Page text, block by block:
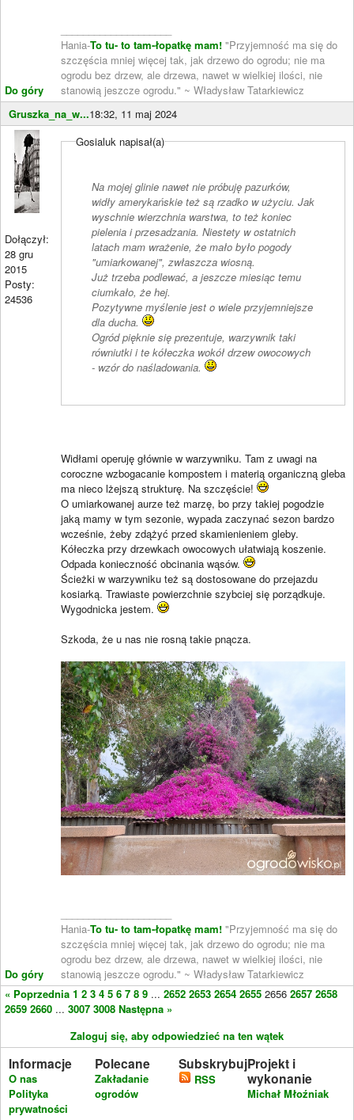
Do góry
Hania-To tu- to tam-łopatkę mam! "Przyjemność ma się do
szczęścia mniej więcej tak, jak drzewo do ogrodu; nie ma
ogrodu bez drzew, ale drzewa, nawet w wielkiej ilości, nie
stanowią jeszcze ogrodu." ~ Władysław Tatarkiewicz
Gruszka_na_w...18:32, 11 maj 2024
Dołączył:
28 gru
2015
Posty:
24536
Do góry
Gosialuk napisał(a)
Na mojej glinie nawet nie próbuję pazurków,
widły amerykańskie też są rzadko w użyciu. Jak
wyschnie wierzchnia warstwa, to też koniec
pielenia i przesadzania. Niestety w ostatnich
latach mam wrażenie, że mało było pogody
"umiarkowanej", zwłaszcza wiosną.
Już trzeba podlewać, a jeszcze miesiąc temu
ciumkało, że hej.
Pozytywne myślenie jest o wiele przyjemniejsze
dla ducha.
Ogród pięknie się prezentuje, warzywnik taki
równiutki i te kółeczka wokół drzew owocowych
- wzór do naśladowania.
Widłami operuję głównie w warzywniku. Tam z uwagi na
coroczne wzbogacanie kompostem i materią organiczną gleba
ma nieco lżejszą strukturę. Na szczęście!
O umiarkowanej aurze też marzę, bo przy takiej pogodzie
jaką mamy w tym sezonie, wypada zaczynać sezon bardzo
wcześnie, żeby zdążyć przed skamienieniem gleby.
Kółeczka przy drzewkach owocowych ułatwiają koszenie.
Odpada konieczność obcinania wąsów.
Ścieżki w warzywniku też są dostosowane do przejazdu
kosiarką. Trawiaste powierzchnie szybciej się porządkuje.
Wygodnicka jestem.
Szkoda, że u nas nie rosną takie pnącza.
Hania-To tu- to tam-łopatkę mam! "Przyjemność ma się do
szczęścia mniej więcej tak, jak drzewo do ogrodu; nie ma
ogrodu bez drzew, ale drzewa, nawet w wielkiej ilości, nie
stanowią jeszcze ogrodu." ~ Władysław Tatarkiewicz
« Poprzednia 1 2 3 4 5 6 7 8 9 ... 2652 2653 2654 2655 2656 2657 2658
2659 2660 ... 3007 3008 Następna »
Zaloguj się, aby odpowiedzieć na ten wątek
Informacje
O nas
Polityka
prywatności
Polecane
Zakładanie
ogrodów
Subskrybuj
RSS
Projekt i
wykonanie
Michał Młoźniak